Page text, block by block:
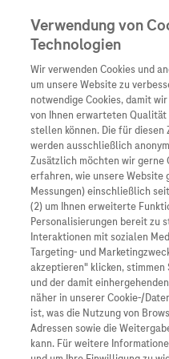
Wir bei Roche
unsere Websites und
Benutzer zugänglich
vollständige
ist, und arbeiten aktiv
Website zu verbessern
Änderungen
und Inklusivität all
Verwendung von
Technologien
Wir verwenden Cookies und
um unsere Website zu
notwendige Cookies, damit
von Ihnen erwarteten
stellen können. Die für
werden ausschließlich
Zusätzlich möchten wir gerne
erfahren, wie unsere
Messungen) einschließlich
(2) um Ihnen erweiterte
Personalisierungen bereit zu
Interaktionen mit sozialen
Targeting- und
akzeptieren" klicken,
und der damit
näher in unserer Cookie-/
ist, was die Nutzung von
Adressen sowie die
kann. Für weitere